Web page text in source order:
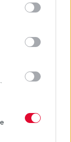
οδηγήσει
σε
ζωή.